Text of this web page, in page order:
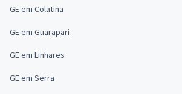
GE em Colatina
GE em Guarapari
GE em Linhares
GE em Serra